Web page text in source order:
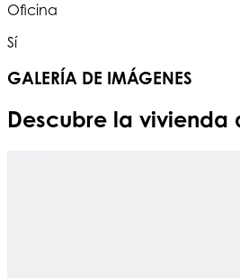
Oficina
Sí
GALERÍA DE IMÁGENES
Descubre la vivienda